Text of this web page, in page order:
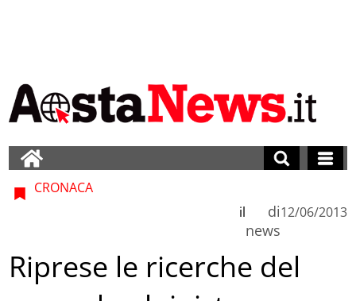
CRONACA
di
news
il 12/06/2013
Riprese le ricerche del